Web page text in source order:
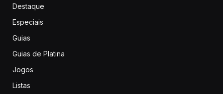
Destaque
Especiais
Guias
Guias de Platina
Jogos
Listas